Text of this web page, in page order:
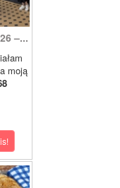
–...
moją